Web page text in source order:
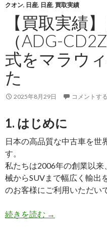
を
コ
ン
ゴ
へ
輸
し
し
た
クオン, 日産, 日産, 買取実績
【買取実績
（ADG-
式をマラウ
た
2025年8月29日 コメントする
1. はじめに
日本の高品質な中古車を世
す。
私たちは2006年の創業以
械からSUVまで幅広く輸出
のお客様にご利用いただい
続きを読む 【買
→